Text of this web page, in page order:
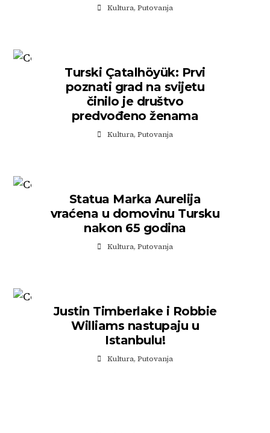
Kultura, Putovanja
Turski Çatalhöyük: Prvi
poznati grad na svijetu
činilo je društvo
predvođeno ženama
Kultura, Putovanja
Statua Marka Aurelija
vraćena u domovinu Tursku
nakon 65 godina
Kultura, Putovanja
Justin Timberlake i Robbie
Williams nastupaju u
Istanbulu!
Kultura, Putovanja